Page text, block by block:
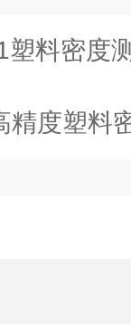
塑料密度
精度塑料